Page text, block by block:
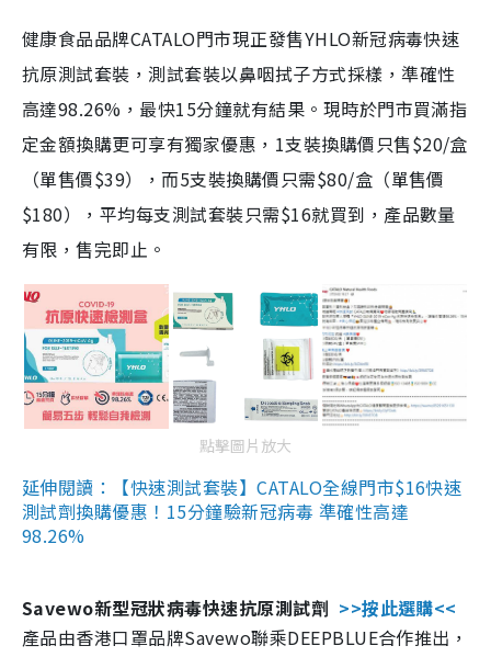
健康食品品牌CATALO門市現正發售YHLO新冠病毒快速
抗原測試套裝，測試套裝以鼻咽拭子方式採樣，準確性
高達98.26%，最快15分鐘就有結果。現時於門市買滿指
定金額換購更可享有獨家優惠，1支裝換購價只售$20/盒
（單售價$39），而5支裝換購價只需$80/盒（單售價
$180），平均每支測試套裝只需$16就買到，產品數量
有限，售完即止。
點擊圖片放大
延伸閱讀：【快速測試套裝】CATALO全線門市$16快速
測試劑換購優惠！15分鐘驗新冠病毒 準確性高達
98.26%
Savewo新型冠狀病毒快速抗原測試劑 >>按此選購<<
產品由香港口罩品牌Savewo聯乘DEEPBLUE合作推出，